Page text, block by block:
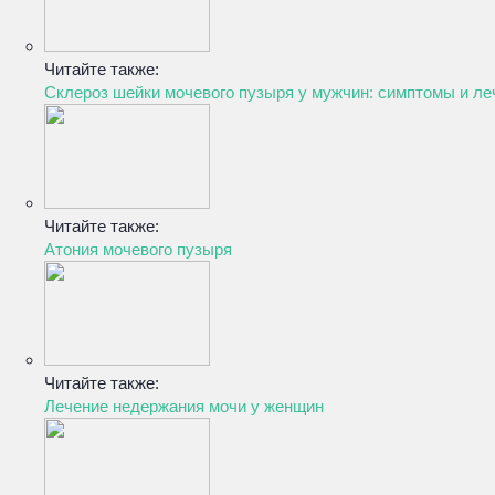
Читайте также:
Склероз шейки мочевого пузыря у мужчин: симптомы и
Читайте также:
Атония мочевого пузыря
Читайте также:
Лечение недержания мочи у женщин